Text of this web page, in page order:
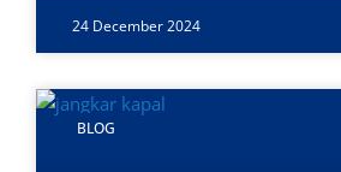
24 December 2024
BLOG